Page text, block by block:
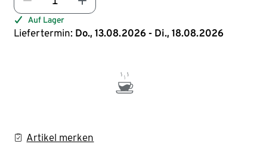
Auf Lager
Liefertermin: Do., 13.08.2026 - Di., 18.08.2026
Artikel merken